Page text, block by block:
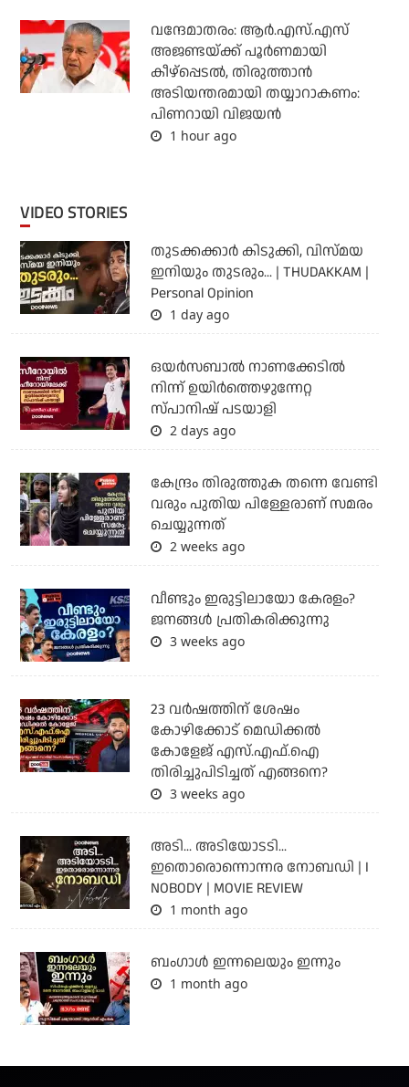
വന്ദേമാതരം: ആര്‍.എസ്.എസ്
അജണ്ടയ്ക്ക് പൂര്‍ണമായി
കീഴ്‌പ്പെടല്‍, തിരുത്താന്‍
അടിയന്തരമായി തയ്യാറാകണം:
പിണറായി വിജയന്‍
1 hour ago
VIDEO STORIES
തുടക്കക്കാര്‍ കിടുക്കി, വിസ്മയ
ഇനിയും തുടരും... | THUDAKKAM |
Personal Opinion
1 day ago
ഒയര്‍സബാൽ നാണക്കേടിൽ
നിന്ന് ഉയിർത്തെഴുന്നേറ്റ
സ്പാനിഷ് പടയാളി
2 days ago
കേന്ദ്രം തിരുത്തുക തന്നെ വേണ്ടി
വരും പുതിയ പിള്ളേരാണ് സമരം
ചെയ്യുന്നത്
2 weeks ago
വീണ്ടും ഇരുട്ടിലായോ കേരളം?
ജനങ്ങൾ പ്രതികരിക്കുന്നു
3 weeks ago
23 വർഷത്തിന് ശേഷം
കോഴിക്കോട് മെഡിക്കൽ
കോളേജ് എസ്.എഫ്.ഐ
തിരിച്ചുപിടിച്ചത് എങ്ങനെ?
3 weeks ago
അടി... അടിയോടടി...
ഇതൊരൊന്നൊന്നര നോബഡി | I
NOBODY | MOVIE REVIEW
1 month ago
ബംഗാള്‍ ഇന്നലെയും ഇന്നും
1 month ago